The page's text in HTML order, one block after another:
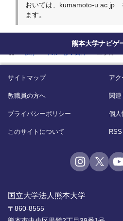
home
おいては、kumamoto-u.ac.jp
ます。
熊本大学ナビゲ
国立大学法人熊本大学
〒860-8555
サイトマップ アク
教職員の方へ 関連
プライバシーポリシー 個人
このサイトについて RSS